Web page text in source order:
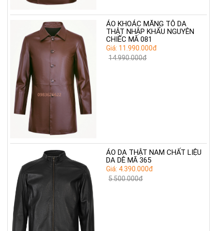
ÁO KHOÁC MĂNG TÔ DA
THẬT NHẬP KHẨU NGUYÊN
CHIẾC MÃ 081
Giá: 11.990.000đ
14.990.000đ
ÁO DA THẬT NAM CHẤT LIỆU
DA DÊ MÃ 365
Giá: 4.390.000đ
5.500.000đ